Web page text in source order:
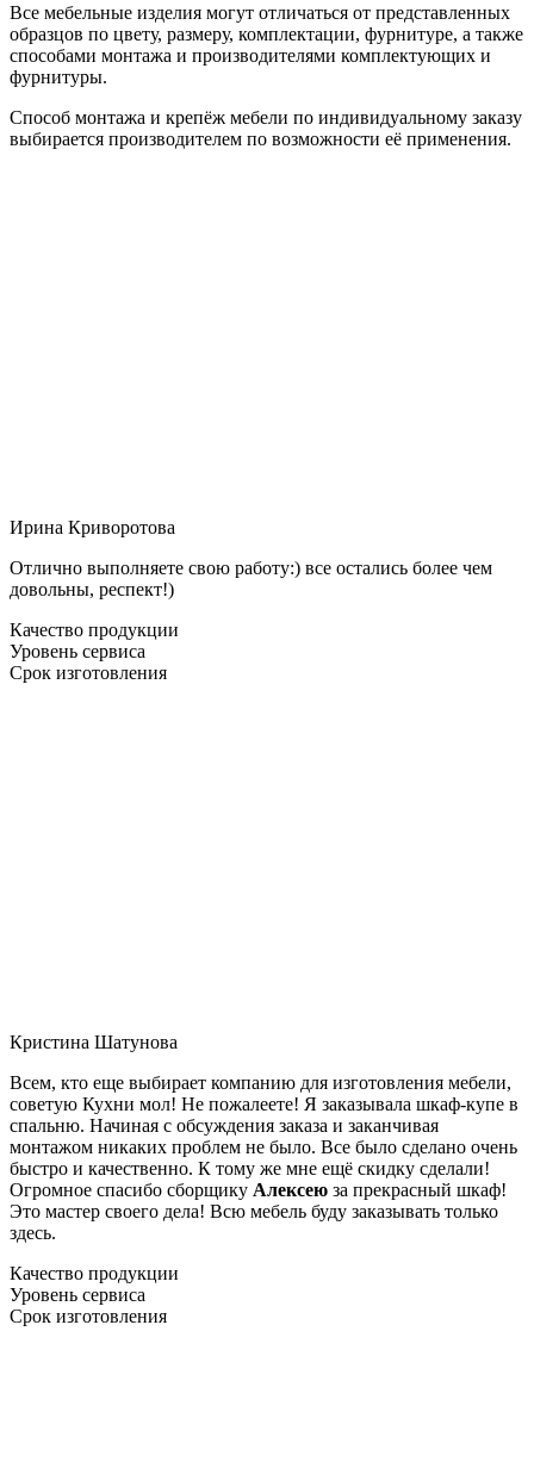
Все мебельные изделия могут отличаться от представленных
образцов по цвету, размеру, комплектации, фурнитуре, а также
способами монтажа и производителями комплектующих и
фурнитуры.
Способ монтажа и крепёж мебели по индивидуальному заказу
выбирается производителем по возможности её применения.
Ирина Криворотова
Отлично выполняете свою работу:) все остались более чем
довольны, респект!)
Качество продукции
Уровень сервиса
Срок изготовления
Кристина Шатунова
Всем, кто еще выбирает компанию для изготовления мебели,
советую Кухни мол! Не пожалеете! Я заказывала шкаф-купе в
спальню. Начиная с обсуждения заказа и заканчивая
монтажом никаких проблем не было. Все было сделано очень
быстро и качественно. К тому же мне ещё скидку сделали!
Огромное спасибо сборщику Алексею за прекрасный шкаф!
Это мастер своего дела! Всю мебель буду заказывать только
здесь.
Качество продукции
Уровень сервиса
Срок изготовления